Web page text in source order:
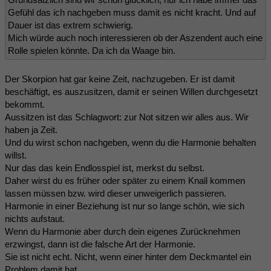
Gefühl das ich nachgeben muss damit es nicht kracht. Und auf
Dauer ist das extrem schwierig.
Mich würde auch noch interessieren ob der Aszendent auch eine
Rolle spielen könnte. Da ich da Waage bin.
Der Skorpion hat gar keine Zeit, nachzugeben. Er ist damit
beschäftigt, es auszusitzen, damit er seinen Willen durchgesetzt
bekommt.
Aussitzen ist das Schlagwort: zur Not sitzen wir alles aus. Wir
haben ja Zeit.
Und du wirst schon nachgeben, wenn du die Harmonie behalten
willst.
Nur das das kein Endlosspiel ist, merkst du selbst.
Daher wirst du es früher oder später zu einem Knall kommen
lassen müssen bzw. wird dieser unweigerlich passieren.
Harmonie in einer Beziehung ist nur so lange schön, wie sich
nichts aufstaut.
Wenn du Harmonie aber durch dein eigenes Zurücknehmen
erzwingst, dann ist die falsche Art der Harmonie.
Sie ist nicht echt. Nicht, wenn einer hinter dem Deckmantel ein